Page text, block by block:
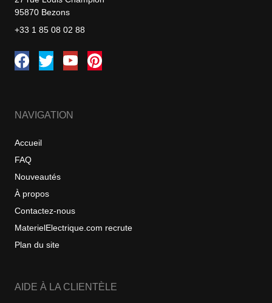
95870 Bezons
+33 1 85 08 02 88
NAVIGATION
Accueil
FAQ
Nouveautés
À propos
Contactez-nous
MaterielElectrique.com recrute
Plan du site
AIDE À LA CLIENTÈLE